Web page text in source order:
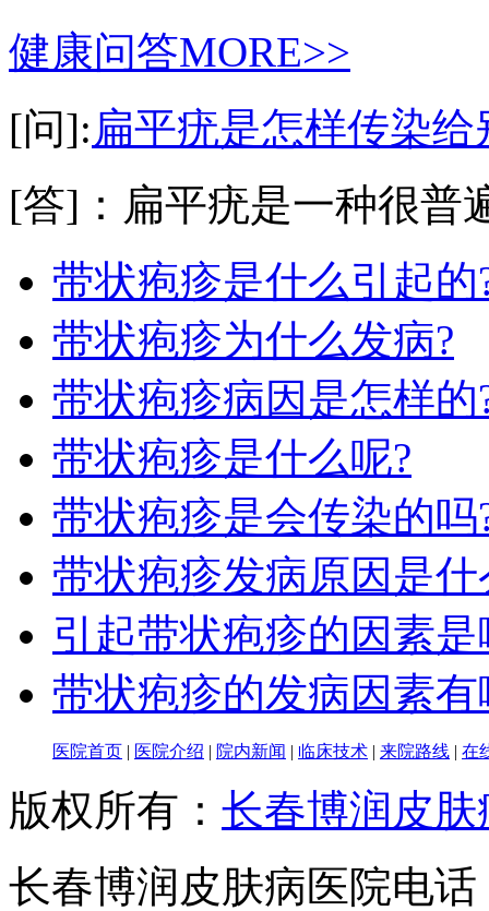
健康问答MORE>>
[问]:扁平疣是怎样传染给
[答]：扁平疣是一种很普
带状疱疹是什么引起的
带状疱疹为什么发病?
带状疱疹病因是怎样的
带状疱疹是什么呢?
带状疱疹是会传染的吗
带状疱疹发病原因是什
引起带状疱疹的因素是
带状疱疹的发病因素有
医院首页 | 医院介绍 | 院内新闻 | 临床技术 | 来院路线 | 在
版权所有： 长春博润皮肤
长春博润皮肤病医院电话